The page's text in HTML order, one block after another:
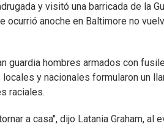
y visitó una barricada de la
ocurrió anoche en Baltimore no
guardia hombres armados con
y nacionales formularon un
raciales.
a casa", dijo Latania Graham, al